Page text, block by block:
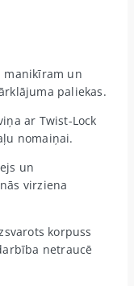
manikīram un
paliekas.
ar Twist-Lock
nomaiņai.
un
virziena
korpuss
netraucē